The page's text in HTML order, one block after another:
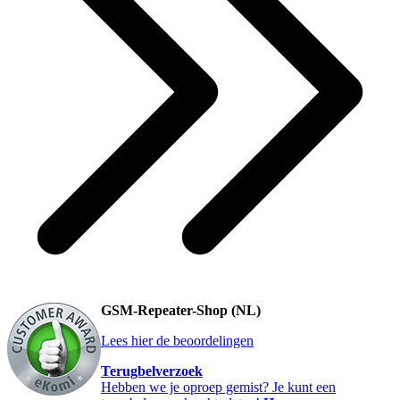
GSM-Repeater-Shop (NL)
Lees hier de beoordelingen
Terugbelverzoek
Hebben we je oproep gemist? Je kunt een